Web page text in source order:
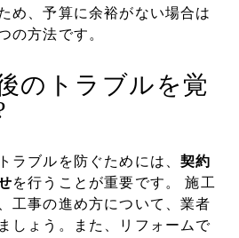
め、予算に余裕がない場合は
の方法です。
のトラブルを覚
ラブルを防ぐためには、契約
を行うことが重要です。 施工
工事の進め方について、業者
しょう。また、リフォームで